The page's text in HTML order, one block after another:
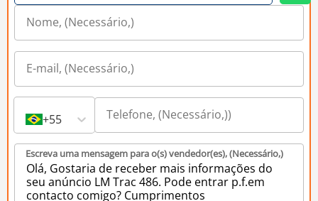
+55
Escreva uma mensagem para o(s) vendedor(es), (Necessário,)